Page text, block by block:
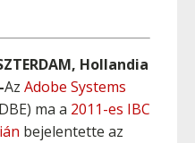
Hollandia
Az Adobe Systems
ma a 2011-es IBC
bejelentette az